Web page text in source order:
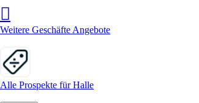
Weitere Geschäfte Angebote
Alle Prospekte für Halle